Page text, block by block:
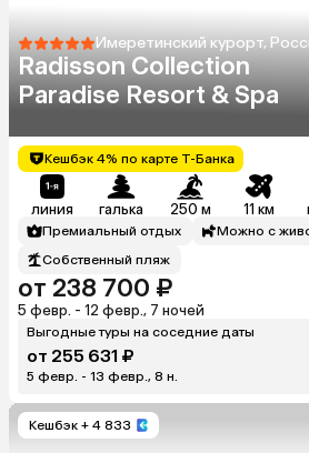
Имеретинский курорт,
Radisson Collection
Paradise Resort & Spa
Кешбэк 4% по карте Т-Банка
линия галька 250 м 11 км
Премиальный отдых
Можно с
Собственный пляж
от 238 700 ₽
5 февр. - 12 февр., 7 ночей
Выгодные туры на соседние даты
от 255 631 ₽
5 февр. - 13 февр., 8 н.
Кешбэк + 4 833